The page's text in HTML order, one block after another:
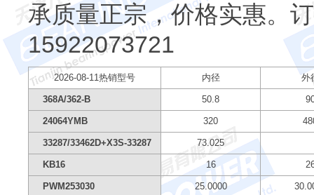
承质量正宗，价格实惠。
15922073721
2026-08-11热销型号 内径 外
368A/362-B 50.8
24064YMB 320
33287/33462D+X3S-33287 73.025
KB16 16
PWM253030 25.0000